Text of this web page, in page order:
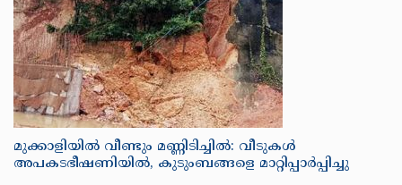
മുക്കാളിയിൽ വീണ്ടും മണ്ണിടിച്ചിൽ: വീടുകൾ
അപകടഭീഷണിയിൽ, കുടുംബങ്ങളെ മാറ്റിപ്പാർപ്പിച്ചു